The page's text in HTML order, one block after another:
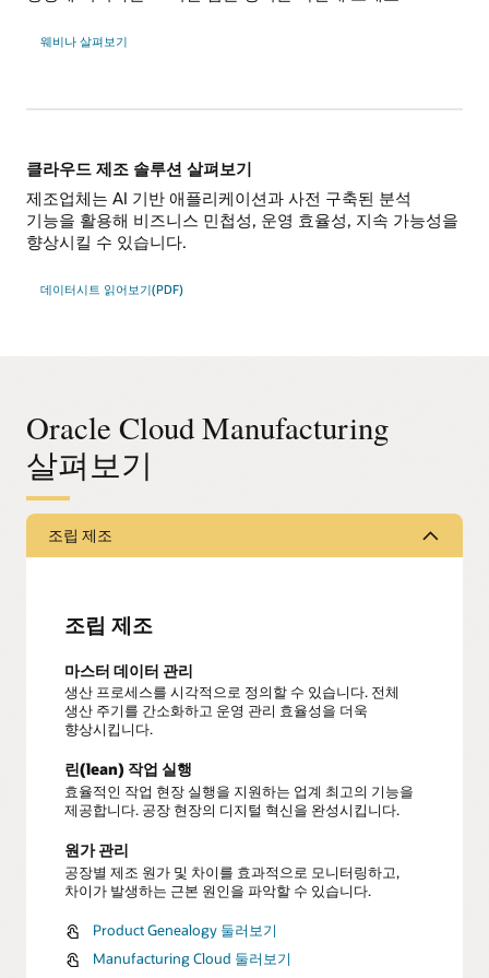
웨비나 살펴보기
클라우드 제조 솔루션 살펴보기
제조업체는 AI 기반 애플리케이션과 사전 구축된 분석
기능을 활용해 비즈니스 민첩성, 운영 효율성, 지속 가능성을
향상시킬 수 있습니다.
데이터시트 읽어보기(PDF)
Oracle Cloud Manufacturing
살펴보기
조립 제조
조립 제조
마스터 데이터 관리
생산 프로세스를 시각적으로 정의할 수 있습니다. 전체
생산 주기를 간소화하고 운영 관리 효율성을 더욱
향상시킵니다.
린(lean) 작업 실행
효율적인 작업 현장 실행을 지원하는 업계 최고의 기능을
제공합니다. 공장 현장의 디지털 혁신을 완성시킵니다.
원가 관리
공장별 제조 원가 및 차이를 효과적으로 모니터링하고,
차이가 발생하는 근본 원인을 파악할 수 있습니다.
Product Genealogy 둘러보기
Manufacturing Cloud 둘러보기